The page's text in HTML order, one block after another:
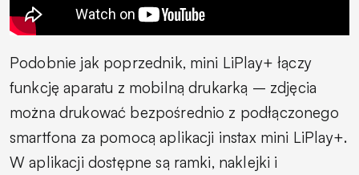
Podobnie jak poprzednik, mini LiPlay+ łączy
funkcję aparatu z mobilną drukarką – zdjęcia
można drukować bezpośrednio z podłączonego
smartfona za pomocą aplikacji instax mini LiPlay+.
W aplikacji dostępne są ramki, naklejki i